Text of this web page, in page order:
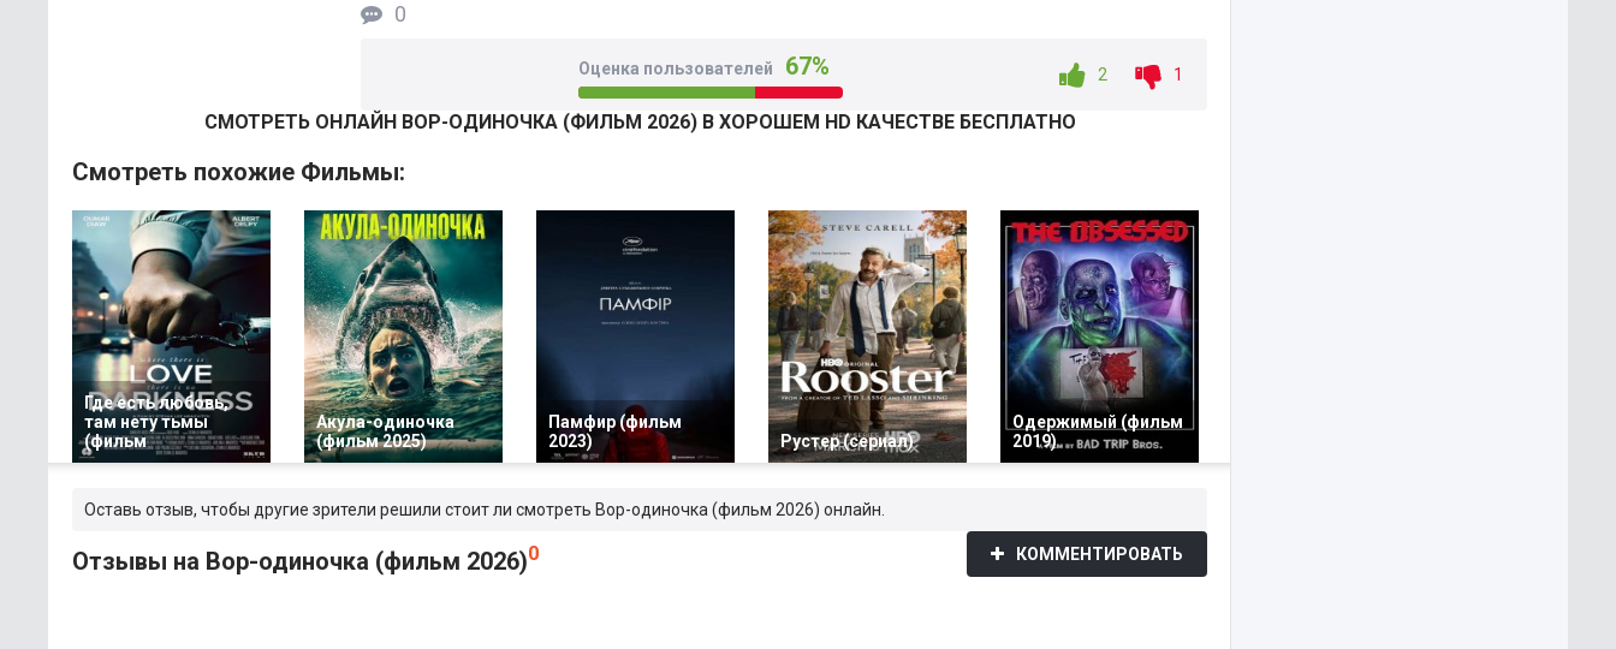
0
Оценка пользователей 67% 2 1
СМОТРEТЬ ОНЛАЙН ВОР-ОДИНОЧКА (ФИЛЬМ 2026) В ХОРОШЕМ HD КАЧЕСТВЕ БЕСПЛАТНО
Смотреть похожие Фильмы:
Где есть любовь,
там нету тьмы
(фильм
Акула-одиночка
(фильм 2025)
Памфир (фильм
2023)
Рустер (сериал)
Одержимый (фильм
2019)
Оставь отзыв, чтобы другие зрители решили стоит ли смотреть Вор-одиночка (фильм 2026) онлайн.
Отзывы на Вор-одиночка (фильм 2026)0 КОММЕНТИРОВАТЬ